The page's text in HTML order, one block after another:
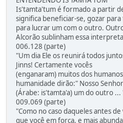
Is'tamta'tum é formado a partir
significa beneficiar-se, gozar
para lucrar um com o outro.
Alcorão sublinham essa
006.128 (parte)
"Um dia Ele os reunirá todos
Jinns! Certamente vocês
(enganaram) muitos dos
humanidade dirão:" Nosso
(Árabe: is'tamta'a) um do outro ...
009.069 (parte)
"Como no caso daqueles antes
que você em força, e mais